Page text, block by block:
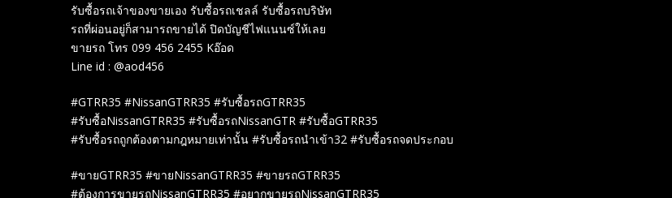
รับซื้อรถเจ้าของขายเอง รับซื้อรถเชลล์ รับซื้อรถบริษัท
รถที่ผ่อนอยู่ก็สามารถขายได้ ปิดบัญชีไฟแนนซ์ให้เลย
ขายรถ โทร 099 456 2455 Kอ๊อด
Line id : @aod456
#GTRR35 #NissanGTRR35 #รับซื้อรถGTRR35
#รับซื้อNissanGTRR35 #รับซื้อรถNissanGTR #รับซื้อGTRR35
#รับซื้อรถถูกต้องตามกฎหมายเท่านั้น #รับซื้อรถนำเข้า32 #รับซื้อรถจดประกอบ
#ขายGTRR35 #ขายNissanGTRR35 #ขายรถGTRR35
#ต้องการขายรถNissanGTRR35 #อยากขายรถNissanGTRR35